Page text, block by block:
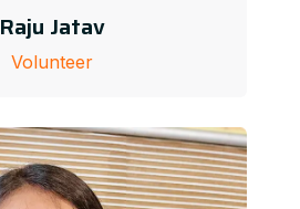
Raju Jatav
Volunteer